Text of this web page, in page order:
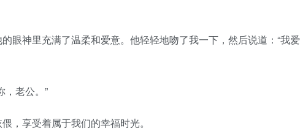
眼神里充满了温柔和爱意。他轻轻地吻了我一下，然后说道：“我爱
，老公。”
，享受着属于我们的幸福时光。